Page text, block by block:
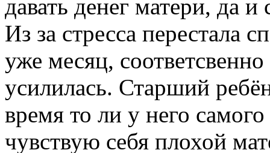
давать денег матери, да
Из за стресса перестала
уже месяц,
усилилась. Старший
время то ли у него
чувствую себя плохой